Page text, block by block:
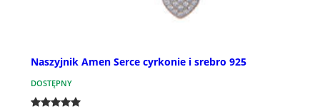
Naszyjnik Amen Serce cyrkonie i srebro 925
DOSTĘPNY